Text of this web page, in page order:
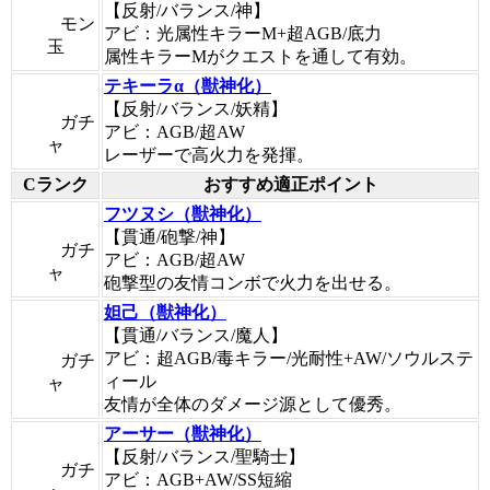
モン
玉
【反射/バランス/神】
アビ：光属性キラーM+超AGB/底力
属性キラーMがクエストを通して有効。
ガチ
ャ
テキーラα（獣神化）
【反射/バランス/妖精】
アビ：AGB/超AW
レーザーで高火力を発揮。
Cランク
おすすめ適正ポイント
ガチ
ャ
フツヌシ（獣神化）
【貫通/砲撃/神】
アビ：AGB/超AW
砲撃型の友情コンボで火力を出せる。
ガチ
ャ
妲己（獣神化）
【貫通/バランス/魔人】
アビ：超AGB/毒キラー/光耐性+AW/ソウルステ
ィール
友情が全体のダメージ源として優秀。
ガチ
アーサー（獣神化）
【反射/バランス/聖騎士】
アビ：AGB+AW/SS短縮